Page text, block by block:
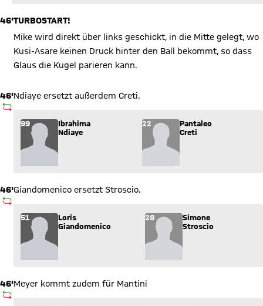
46'TURBOSTART!
Mike wird direkt über links geschickt, in die Mitte gelegt, wo
Kusi-Asare keinen Druck hinter den Ball bekommt, so dass
Glaus die Kugel parieren kann.
46'
AUSWECHSLUNG
Ndiaye ersetzt außerdem Creti.
Wechsel: Ibrahima Ndiaye (99) kommt für Pantaleo Creti
99
Ibrahima
Ndiaye
22
Pantaleo
Creti
46'
AUSWECHSLUNG
Giandomenico ersetzt Stroscio.
Wechsel: Loris Giandomenico (51) kommt für Simone
51
Loris
Giandomenico
28
Simone
Stroscio
46'
AUSWECHSLUNG
Meyer kommt zudem für Mantini